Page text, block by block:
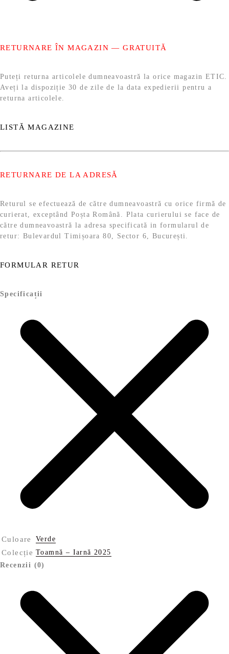
RETURNARE ÎN MAGAZIN — GRATUITĂ
Puteți returna articolele dumneavoastră la orice magazin ETIC.
Aveți la dispoziție 30 de zile de la data expedierii pentru a
returna articolele.
LISTĂ MAGAZINE
RETURNARE DE LA ADRESĂ
Returul se efectuează de către dumneavoastră cu orice firmă de
curierat, exceptând Poșta Română. Plata curierului se face de
către dumneavoastră la adresa specificată in formularul de
retur: Bulevardul Timișoara 80, Sector 6, București.
FORMULAR RETUR
Specificații
Culoare Verde
Colecție Toamnă – Iarnă 2025
Recenzii (0)